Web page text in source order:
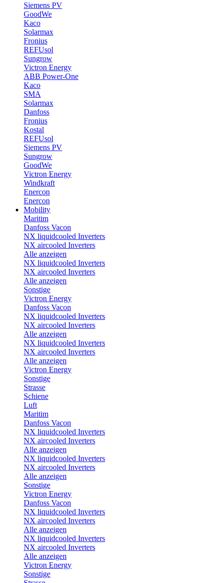
Siemens PV
GoodWe
Kaco
Solarmax
Fronius
REFUsol
Sungrow
Victron Energy
ABB Power-One
Kaco
SMA
Solarmax
Danfoss
Fronius
Kostal
REFUsol
Siemens PV
Sungrow
GoodWe
Victron Energy
Windkraft
Enercon
Enercon
Mobility
Maritim
Danfoss Vacon
NX liquidcooled Inverters
NX aircooled Inverters
Alle anzeigen
NX liquidcooled Inverters
NX aircooled Inverters
Alle anzeigen
Sonstige
Victron Energy
Danfoss Vacon
NX liquidcooled Inverters
NX aircooled Inverters
Alle anzeigen
NX liquidcooled Inverters
NX aircooled Inverters
Alle anzeigen
Victron Energy
Sonstige
Strasse
Schiene
Luft
Maritim
Danfoss Vacon
NX liquidcooled Inverters
NX aircooled Inverters
Alle anzeigen
NX liquidcooled Inverters
NX aircooled Inverters
Alle anzeigen
Sonstige
Victron Energy
Danfoss Vacon
NX liquidcooled Inverters
NX aircooled Inverters
Alle anzeigen
NX liquidcooled Inverters
NX aircooled Inverters
Alle anzeigen
Victron Energy
Sonstige